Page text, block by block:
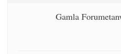
Gamla